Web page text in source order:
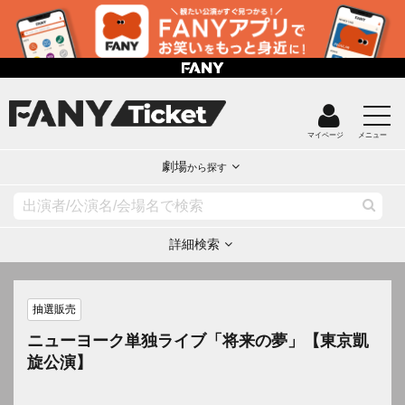
マイページ メニュー
劇場から探す
詳細検索
抽選販売
ニューヨーク単独ライブ「将来の夢」【東京凱
旋公演】